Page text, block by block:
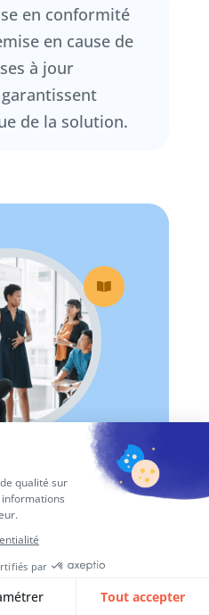
en conformité
en cause de
à jour
de la solution.
:
est-il
?
croissants des
